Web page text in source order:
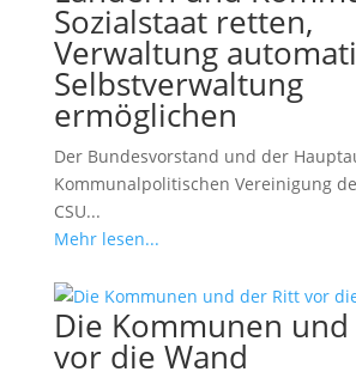
Sozialstaat retten,
Verwaltung
Selbstverwaltung
ermöglichen
Der Bundesvorstand und der
Kommunalpolitischen Vereinigung
CSU...
Mehr lesen...
Die Kommunen
vor die Wand